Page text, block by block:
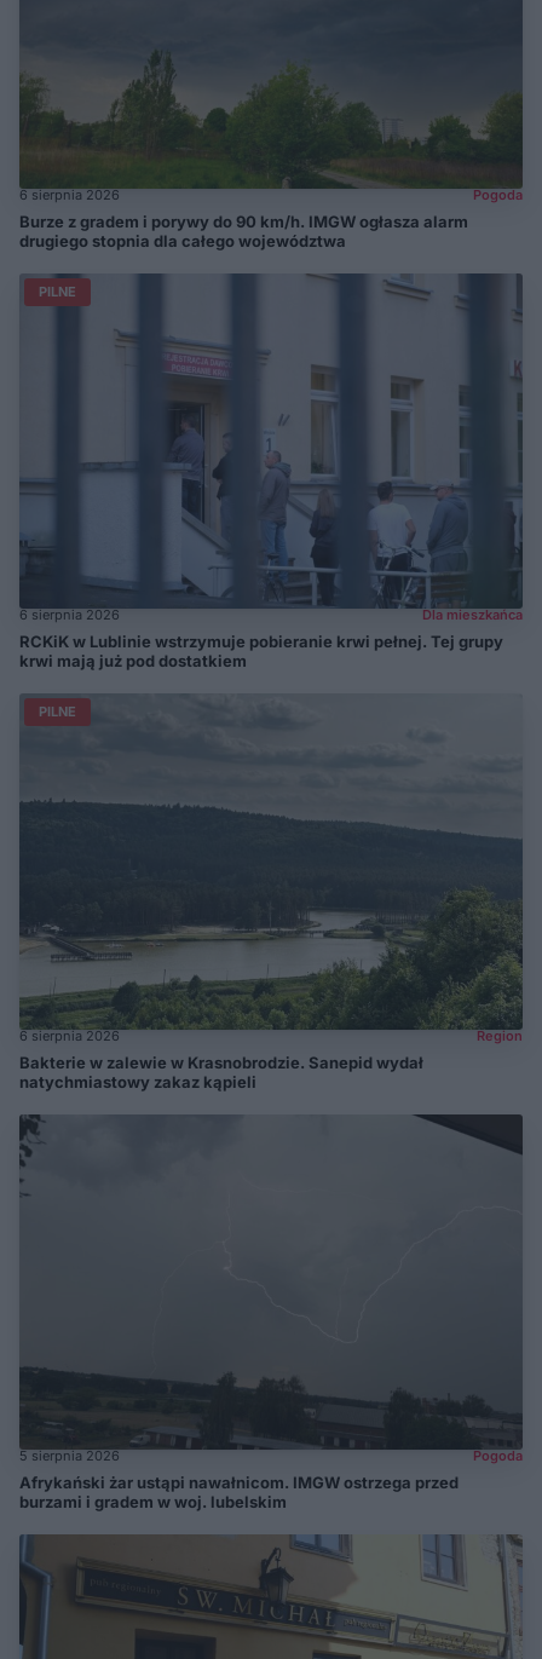
6 sierpnia 2026 Pogoda
Burze z gradem i porywy do 90 km/h. IMGW ogłasza alarm
drugiego stopnia dla całego województwa
PILNE
6 sierpnia 2026 Dla mieszkańca
RCKiK w Lublinie wstrzymuje pobieranie krwi pełnej. Tej grupy
krwi mają już pod dostatkiem
PILNE
6 sierpnia 2026 Region
Bakterie w zalewie w Krasnobrodzie. Sanepid wydał
natychmiastowy zakaz kąpieli
5 sierpnia 2026 Pogoda
Afrykański żar ustąpi nawałnicom. IMGW ostrzega przed
burzami i gradem w woj. lubelskim